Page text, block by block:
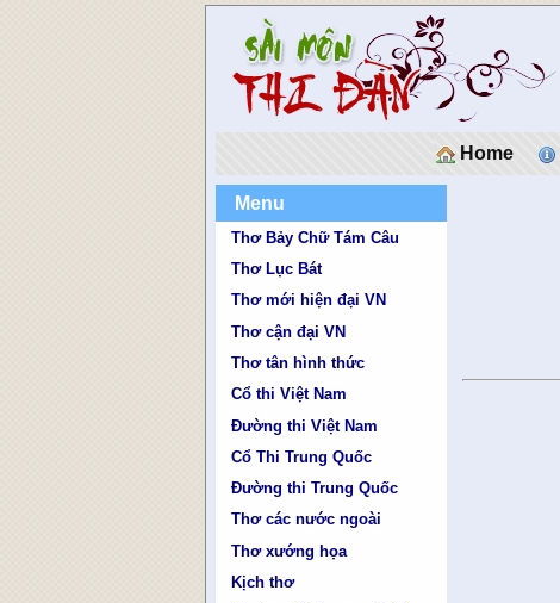
Home
Menu
Thơ Bảy Chữ Tám Câu
Thơ Lục Bát
Thơ mới hiện đại VN
Thơ cận đại VN
Thơ tân hình thức
Cổ thi Việt Nam
Đường thi Việt Nam
Cổ Thi Trung Quốc
Đường thi Trung Quốc
Thơ các nước ngoài
Thơ xướng họa
Kịch thơ